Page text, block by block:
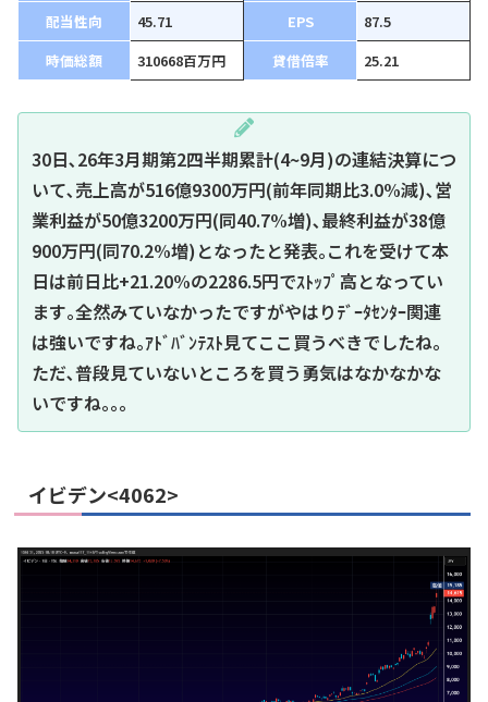
配当性向
45.71 EPS
87.5
時価総額
310668百万円 貸借倍率 25.21
30日､26年3月期第2四半期累計(4~9月)の連結決算につ
いて､売上高が516億9300万円(前年同期比3.0%減)､営
業利益が50億3200万円(同40.7%増)､最終利益が38億
900万円(同70.2%増)となったと発表｡これを受けて本
日は前日比+21.20%の2286.5円でｽﾄｯﾌﾟ高となってい
ます｡全然みていなかったですがやはりﾃﾞｰﾀｾﾝﾀｰ関連
は強いですね｡ｱﾄﾞﾊﾞﾝﾃｽﾄ見てここ買うべきでしたね｡
ただ､普段見ていないところを買う勇気はなかなかな
いですね｡｡｡
イビデン<4062>